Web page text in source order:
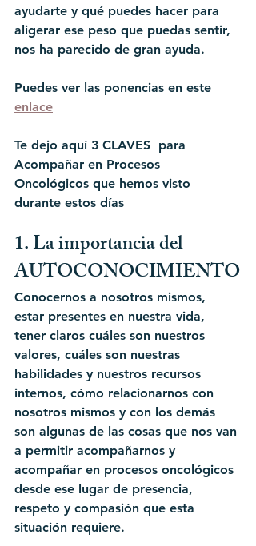
ayudarte y qué puedes hacer para
aligerar ese peso que puedas sentir,
nos ha parecido de gran ayuda.
Puedes ver las ponencias en este
enlace
Te dejo aquí 3 CLAVES  para
Acompañar en Procesos
Oncológicos que hemos visto
durante estos días
1. La importancia del
AUTOCONOCIMIENTO
Conocernos a nosotros mismos,
estar presentes en nuestra vida,
tener claros cuáles son nuestros
valores, cuáles son nuestras
habilidades y nuestros recursos
internos, cómo relacionarnos con
nosotros mismos y con los demás
son algunas de las cosas que nos van
a permitir acompañarnos y
acompañar en procesos oncológicos
desde ese lugar de presencia,
respeto y compasión que esta
situación requiere.